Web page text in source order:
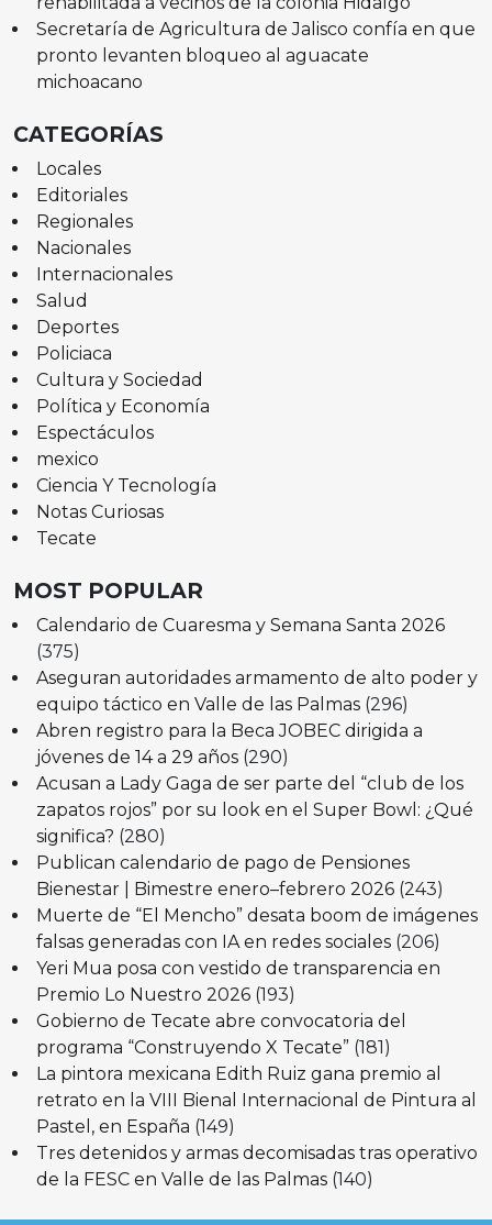
Secretaría de Agricultura de Jalisco confía en que
pronto levanten bloqueo al aguacate
michoacano
CATEGORÍAS
Locales
Editoriales
Regionales
Nacionales
Internacionales
Salud
Deportes
Policiaca
Cultura y Sociedad
Política y Economía
Espectáculos
mexico
Ciencia Y Tecnología
Notas Curiosas
Tecate
MOST POPULAR
Calendario de Cuaresma y Semana Santa 2026
(375)
Aseguran autoridades armamento de alto poder y
equipo táctico en Valle de las Palmas (296)
Abren registro para la Beca JOBEC dirigida a
jóvenes de 14 a 29 años (290)
Acusan a Lady Gaga de ser parte del “club de los
zapatos rojos” por su look en el Super Bowl: ¿Qué
significa? (280)
Publican calendario de pago de Pensiones
Bienestar | Bimestre enero–febrero 2026 (243)
Muerte de “El Mencho” desata boom de imágenes
falsas generadas con IA en redes sociales (206)
Yeri Mua posa con vestido de transparencia en
Premio Lo Nuestro 2026 (193)
Gobierno de Tecate abre convocatoria del
programa “Construyendo X Tecate” (181)
La pintora mexicana Edith Ruiz gana premio al
retrato en la VIII Bienal Internacional de Pintura al
Pastel, en España (149)
Tres detenidos y armas decomisadas tras operativo
de la FESC en Valle de las Palmas (140)